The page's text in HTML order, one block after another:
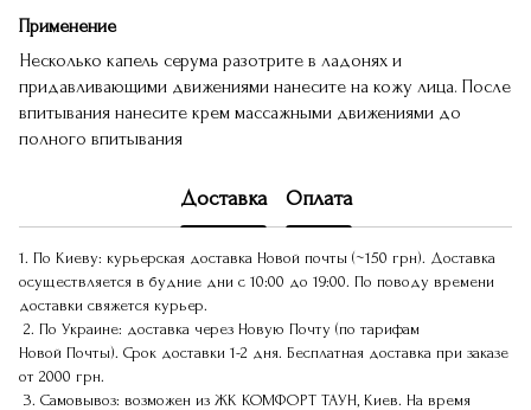
Применение
Несколько капель серума разотрите в ладонях и
придавливающими движениями нанесите на кожу лица. После
впитывания нанесите крем массажными движениями до
полного впитывания
Доставка Оплата
1. По Киеву: курьерская доставка Новой почты (~150 грн). Доставка
осуществляется в будние дни с 10:00 до 19:00. По поводу времени
доставки свяжется курьер.
2. По Украине: доставка через Новую Почту (по тарифам
Новой Почты). Срок доставки 1-2 дня. Бесплатная доставка при заказе
от 2000 грн.
3. Самовывоз: возможен из ЖК КОМФОРТ ТАУН, Киев. На время